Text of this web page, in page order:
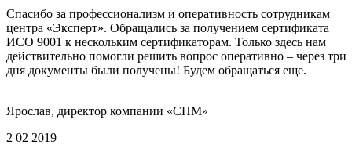
Спасибо за профессионализм и оперативность сотрудникам
центра «Эксперт». Обращались за получением сертификата
ИСО 9001 к нескольким сертификаторам. Только здесь нам
действительно помогли решить вопрос оперативно – через три
дня документы были получены! Будем обращаться еще.
Ярослав, директор компании «СПМ»
2 02 2019